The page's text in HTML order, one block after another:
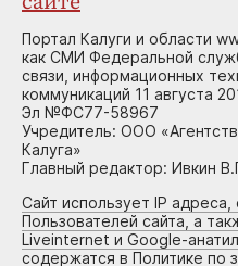
Портал Калуги и области
как СМИ Федеральной
связи, информационных
коммуникаций 11 августа
Эл №ФС77-58967
Учредитель: ООО
Калуга»
Главный редактор: Ивкин
Сайт использует IP
Пользователей сайта, а
Liveinternet и Google-
содержатся в Политике по